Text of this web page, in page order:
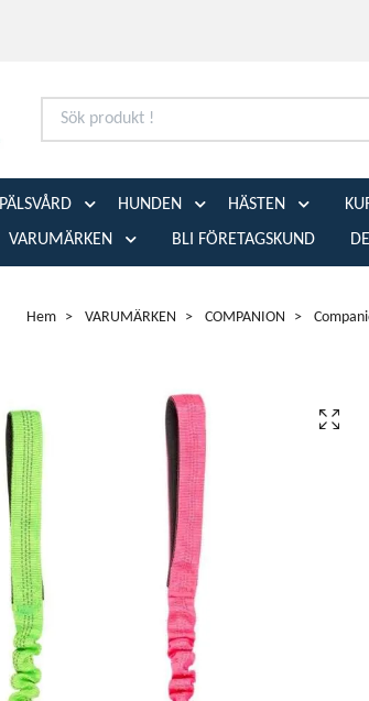
PÄLSVÅRD HUNDEN HÄSTEN
VARUMÄRKEN
BLI FÖRETAGSKUND
Hem VARUMÄRKEN COMPANION